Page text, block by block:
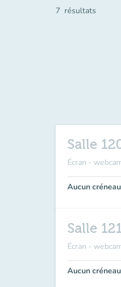
7 résultats
Salle
Écran -
Aucun
Salle
Écran -
Aucun